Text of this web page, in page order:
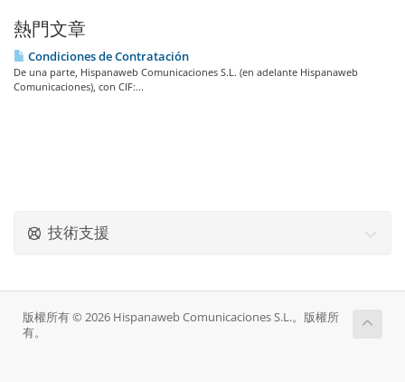
熱門文章
Condiciones de Contratación
De una parte, Hispanaweb Comunicaciones S.L. (en adelante Hispanaweb
Comunicaciones), con CIF:...
技術支援
版權所有 © 2026 Hispanaweb Comunicaciones S.L.。版權所
有。